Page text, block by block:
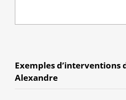
Exemples d’interventions
Alexandre